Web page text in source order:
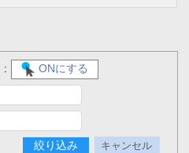
: ONにする
絞り込み
キャンセル